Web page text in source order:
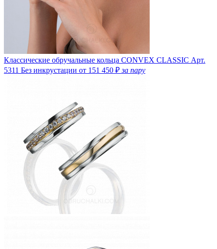
Классические обручальные кольца CONVEX CLASSIC Арт.
5311 Без инкрустации от 151 450 ₽за пару